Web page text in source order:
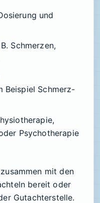
und
Schmerzen,
Beispiel Schmerz-
Psychotherapie
mit den
bereit oder
Gutachterstelle.